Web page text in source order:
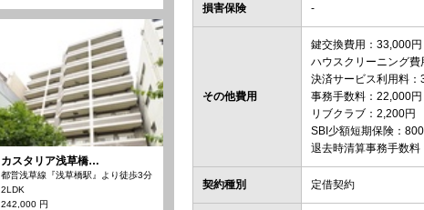
損害保険 -
その他費用
鍵交換費用：33,000円
ハウスクリーニング費
決済サービス利用料：
事務手数料：22,000円
リブクラブ：2,200円
SBI少額短期保険：800
退去時清算事務手数料
契約種別 定借契約
カスタリア浅草橋…
都営浅草線『浅草橋駅』より徒歩3分
2LDK
242,000 円